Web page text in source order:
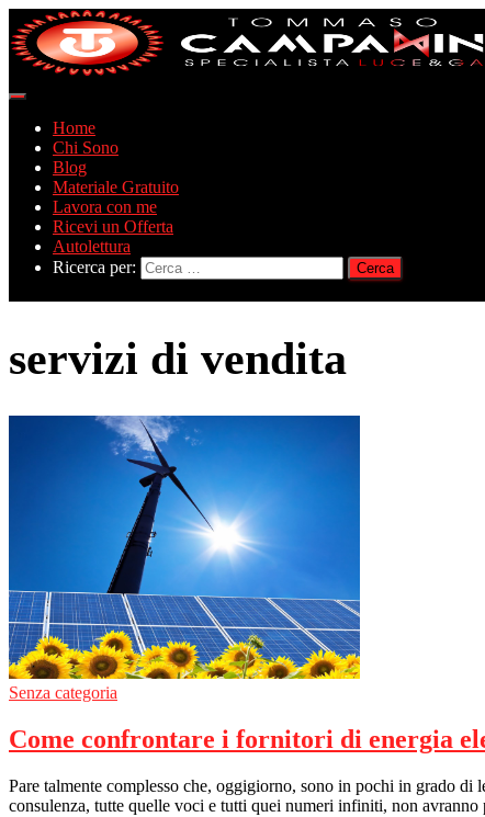
Navigazione
toggleHome
Chi Sono
Blog
Materiale Gratuito
Lavora con me
Ricevi un Offerta
Autolettura
Ricerca per:
servizi di vendita
Senza categoria
Come confrontare i fornitori di energia
Pare talmente complesso che, oggigiorno, sono in pochi in grado
consulenza, tutte quelle voci e tutti quei numeri infiniti, non avranno